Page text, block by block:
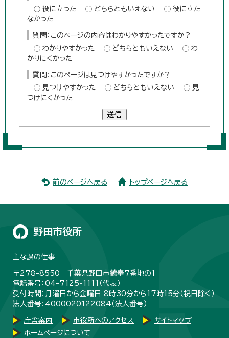
役に立った
どちらともいえない
役に立た
なかった
質問：このページの内容はわかりやすかったですか？
わかりやすかった
どちらともいえない
わ
かりにくかった
質問：このページは見つけやすかったですか？
見つけやすかった
どちらともいえない
見
つけにくかった
送信
前のページへ戻る トップページへ戻る
野田市役所
主な課の仕事
〒278-8550 千葉県野田市鶴奉7番地の1
電話番号：04-7125-1111（代表）
受付時間：月曜日から金曜日 8時30分から17時15分（祝日除く）
法人番号：4000020122084（法人番号 ）
庁舎案内 市役所へのアクセス
サイトマップ
ホームページについて